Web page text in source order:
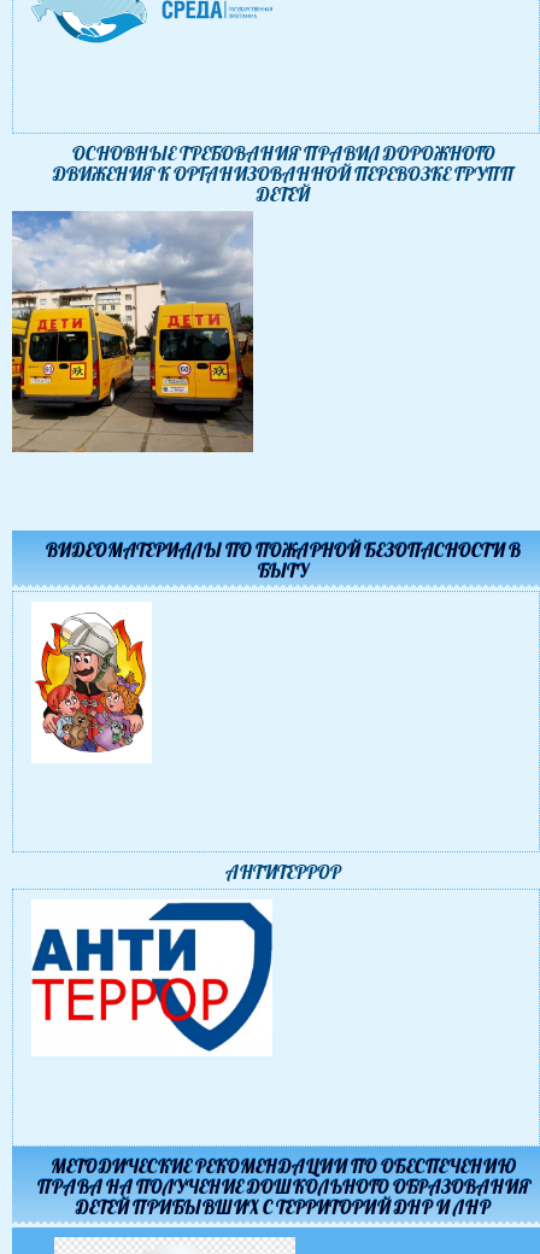
ОСНОВНЫЕ ТРЕБОВАНИЯ ПРАВИЛ ДОРОЖНОГО
ДВИЖЕНИЯ К ОРГАНИЗОВАННОЙ ПЕРЕВОЗКЕ ГРУПП
ДЕТЕЙ
ВИДЕОМАТЕРИАЛЫ ПО ПОЖАРНОЙ БЕЗОПАСНОСТИ В
БЫТУ
АНТИТЕРРОР
МЕТОДИЧЕСКИЕ РЕКОМЕНДАЦИИ ПО ОБЕСПЕЧЕНИЮ
ПРАВА НА ПОЛУЧЕНИЕ ДОШКОЛЬНОГО ОБРАЗОВАНИЯ
ДЕТЕЙ ПРИБЫВШИХ С ТЕРРИТОРИЙ ДНР И ЛНР